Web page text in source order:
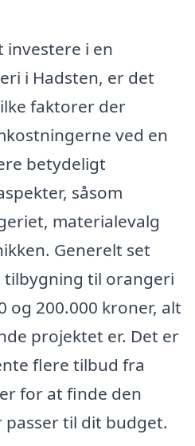
investere i en
i Hadsten, er det
faktorer der
ved en
betydeligt
såsom
materialevalg
Generelt set
tilbygning til orangeri
og 200.000 kroner, alt
projektet er. Det er
flere tilbud fra
for at finde den
til dit budget.